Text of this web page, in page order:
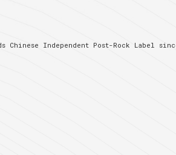
Chinese Independent Post-Rock Label